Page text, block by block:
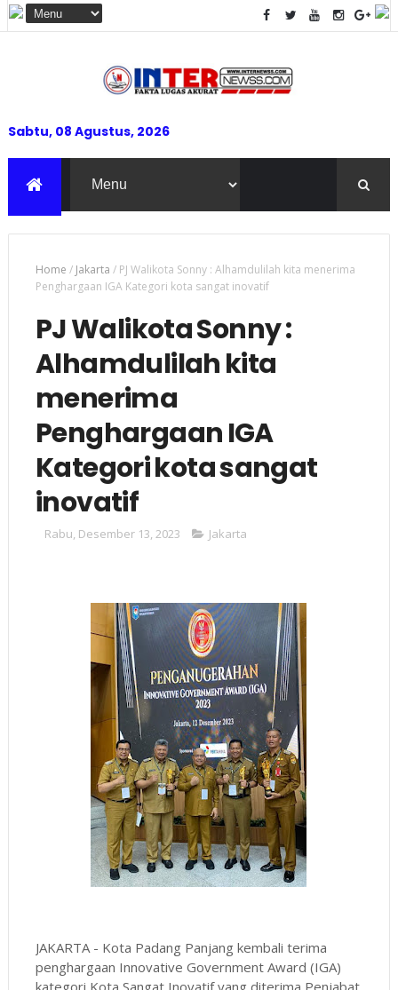
Sabtu, 08 Agustus, 2026
Home / Jakarta / PJ Walikota Sonny : Alhamdulilah kita menerima
Penghargaan IGA Kategori kota sangat inovatif
PJ Walikota Sonny :
Alhamdulilah kita
menerima
Penghargaan IGA
Kategori kota sangat
inovatif
Rabu, Desember 13, 2023 Jakarta
JAKARTA - Kota Padang Panjang kembali terima
penghargaan Innovative Government Award (IGA)
kategori Kota Sangat Inovatif yang diterima Penjabat